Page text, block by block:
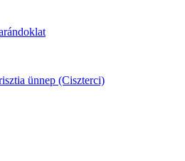
ünnep (Ciszterci)